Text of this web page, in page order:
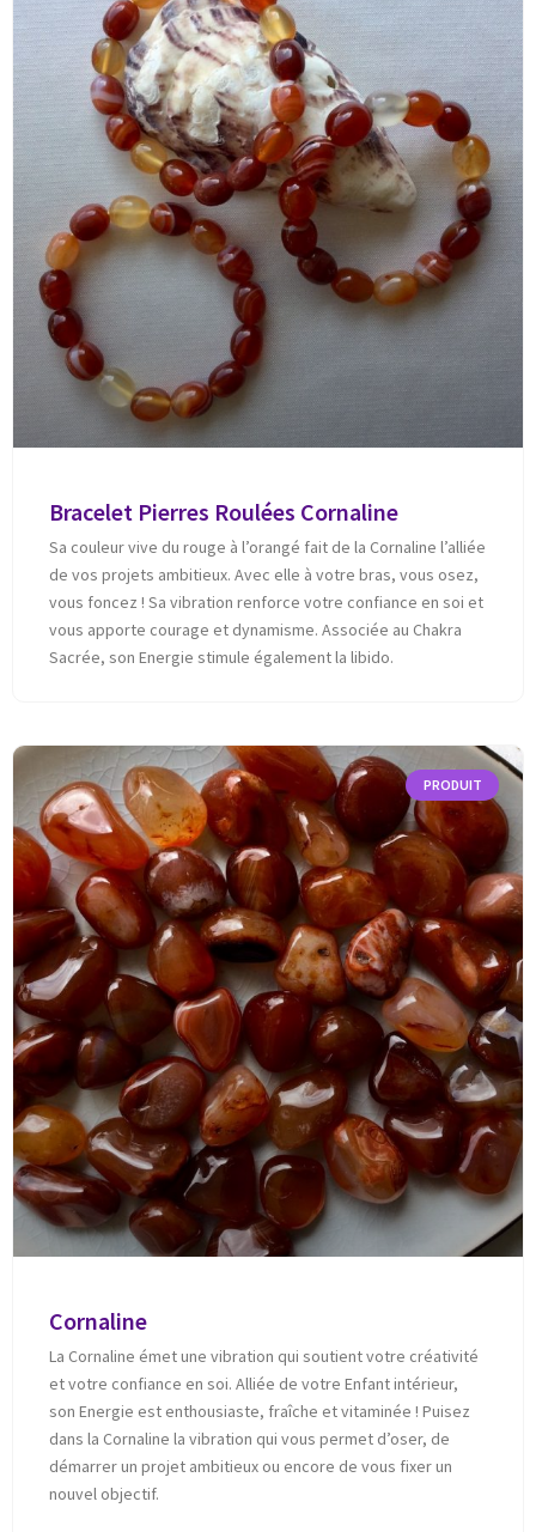
Bracelet Pierres Roulées Cornaline
Sa couleur vive du rouge à l’orangé fait de la Cornaline l’alliée
de vos projets ambitieux. Avec elle à votre bras, vous osez,
vous foncez ! Sa vibration renforce votre confiance en soi et
vous apporte courage et dynamisme. Associée au Chakra
Sacrée, son Energie stimule également la libido.
Cornaline
La Cornaline émet une vibration qui soutient votre créativité
et votre confiance en soi. Alliée de votre Enfant intérieur,
son Energie est enthousiaste, fraîche et vitaminée ! Puisez
dans la Cornaline la vibration qui vous permet d’oser, de
démarrer un projet ambitieux ou encore de vous fixer un
nouvel objectif.